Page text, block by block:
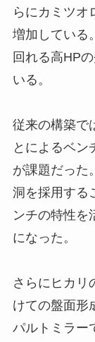
らにカミツオ
増加している
回れる高HP
いる。
従来の構築で
とによるベン
が課題だった
洞を採用する
ンチの特性を
になった。
さらにヒカリ
けての盤面形
パルトミラー